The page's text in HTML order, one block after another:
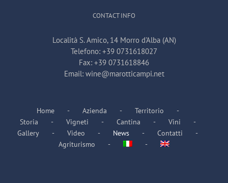
CONTACT INFO
Località S. Amico, 14 Morro d'Alba (AN)
Telefono: +39 0731618027
Fax: +39 0731618846
Email: wine@marotticampi.net
Home Azienda
Territorio
Storia
Vigneti Cantina
Vini
Gallery
Video News
Contatti
Agriturismo